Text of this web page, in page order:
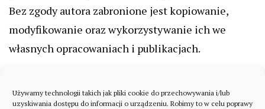
Używamy technologii takich jak pliki cookie do przechowywania i/lub
uzyskiwania dostępu do informacji o urządzeniu. Robimy to w celu poprawy
Bez zgody autora zabronione jest kopiowanie,
modyfikowanie oraz wykorzystywanie ich we
własnych opracowaniach i publikacjach.